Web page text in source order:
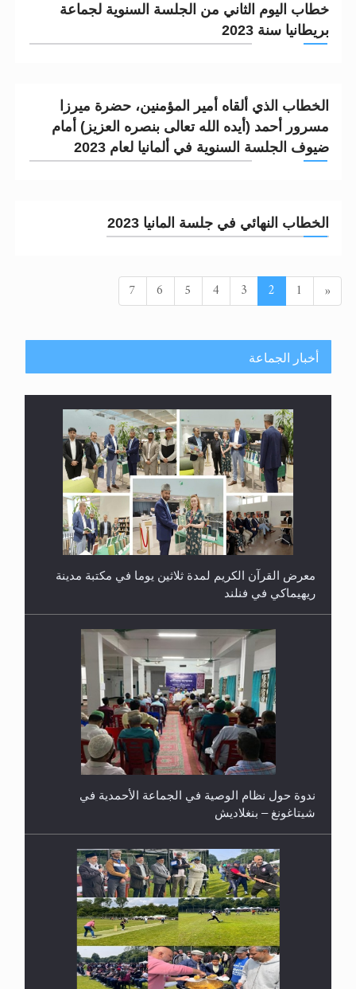
خطاب اليوم الثاني من الجلسة السنوية لجماعة
بريطانيا سنة 2023
الخطاب الذي ألقاه أمير المؤمنين، حضرة ميرزا
مسرور أحمد (أيده الله تعالى بنصره العزيز) أمام
ضيوف الجلسة السنوية في ألمانيا لعام 2023
الخطاب النهائي في جلسة المانيا 2023
« السابق1
2
3
4
5
6
7
أخبار الجماعة
معرض القرآن الكريم لمدة ثلاثين يوما في مكتبة مدينة
ريهيماكي في فنلند
ندوة حول نظام الوصية في الجماعة الأحمدية في
شيتاغونغ – بنغلاديش